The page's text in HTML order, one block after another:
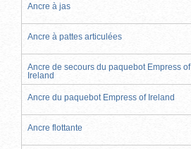
Ancre à jas
Ancre à pattes articulées
Ancre de secours du paquebot Empress of
Ireland
Ancre du paquebot Empress of Ireland
Ancre flottante